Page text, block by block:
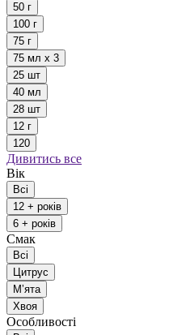
50 г
100 г
75 г
75 мл х 3
25 шт
40 мл
28 шт
12 г
120
Дивитись все
Вік
Всі
12 + років
6 + років
Смак
Всі
Цитрус
Мʼята
Хвоя
Особливості